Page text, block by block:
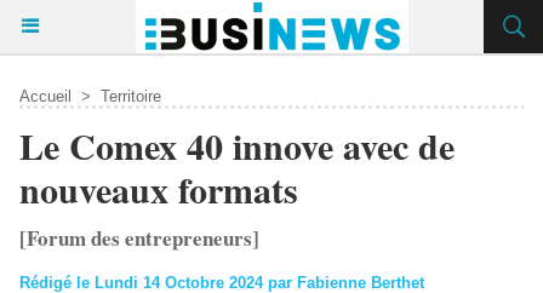
Accueil > Territoire
Le Comex 40 innove avec de
nouveaux formats
[Forum des entrepreneurs]
Rédigé le Lundi 14 Octobre 2024 par Fabienne Berthet